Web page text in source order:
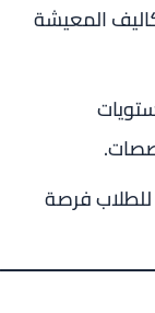
المعيشة
للطلاب فرصة